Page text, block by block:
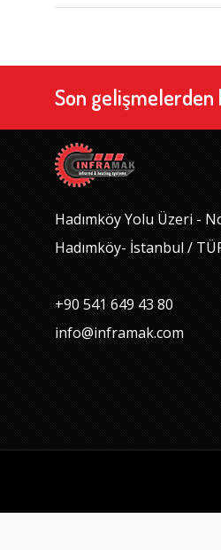
Son
Hadımköy Yolu Üzeri -
Hadımköy- İstanbul /
+90 541 649 43 80
info@inframak.com